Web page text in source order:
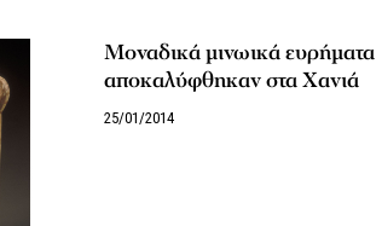
Μοναδικά μινωικά ευρήματα
αποκαλύφθηκαν στα Χανιά
25/01/2014